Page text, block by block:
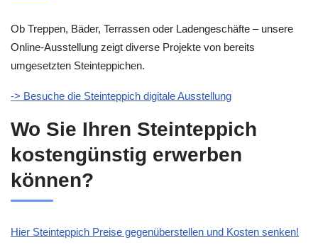
Ob Treppen, Bäder, Terrassen oder Ladengeschäfte – unsere
Online-Ausstellung zeigt diverse Projekte von bereits
umgesetzten Steinteppichen.
-> Besuche die Steinteppich digitale Ausstellung
Wo Sie Ihren Steinteppich
kostengünstig erwerben
können?
Hier Steinteppich Preise gegenüberstellen und Kosten senken!